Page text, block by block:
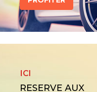
ICI
RESERVE AUX